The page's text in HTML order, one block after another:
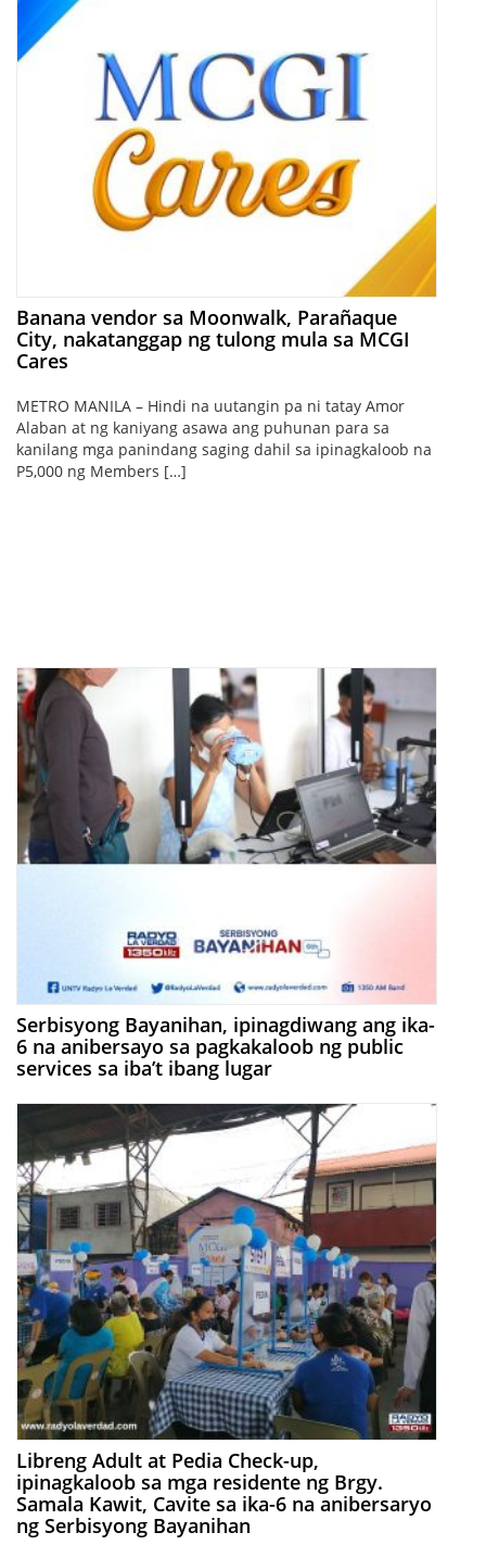
Banana vendor sa Moonwalk, Parañaque
City, nakatanggap ng tulong mula sa MCGI
Cares
METRO MANILA – Hindi na uutangin pa ni tatay Amor
Alaban at ng kaniyang asawa ang puhunan para sa
kanilang mga panindang saging dahil sa ipinagkaloob na
P5,000 ng Members […]
Serbisyong Bayanihan, ipinagdiwang ang ika-
6 na anibersayo sa pagkakaloob ng public
services sa iba’t ibang lugar
Libreng Adult at Pedia Check-up,
ipinagkaloob sa mga residente ng Brgy.
Samala Kawit, Cavite sa ika-6 na anibersaryo
ng Serbisyong Bayanihan